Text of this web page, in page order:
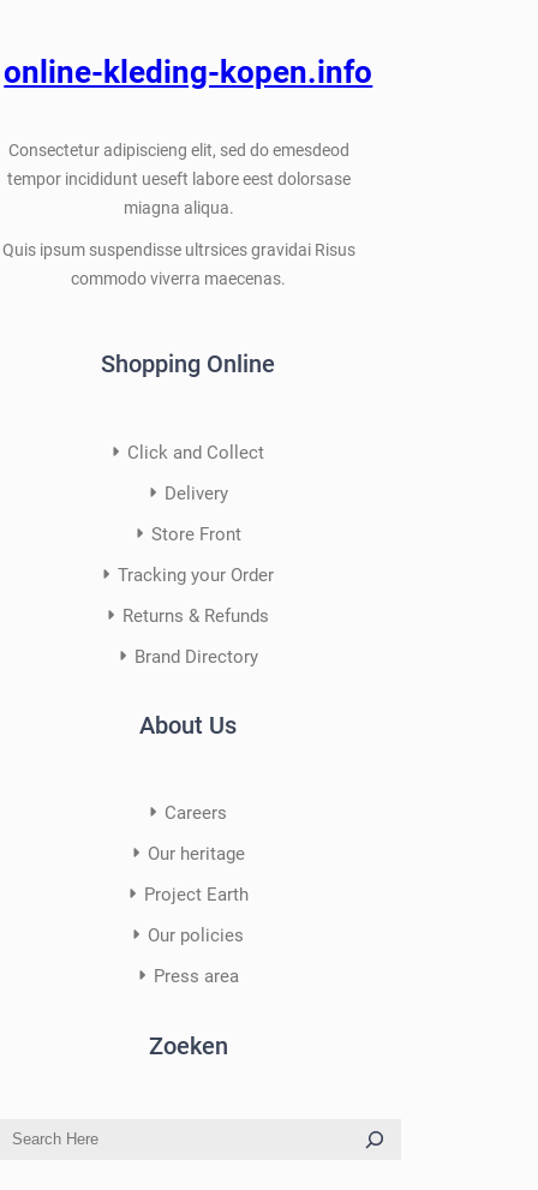
online-kleding-kopen.info
Consectetur adipiscieng elit, sed do emesdeod
tempor incididunt ueseft labore eest dolorsase
miagna aliqua.
Quis ipsum suspendisse ultrsices gravidai Risus
commodo viverra maecenas.
Shopping Online
Click and Collect
Delivery
Store Front
Tracking your Order
Returns & Refunds
Brand Directory
About Us
Careers
Our heritage
Project Earth
Our policies
Press area
Zoeken